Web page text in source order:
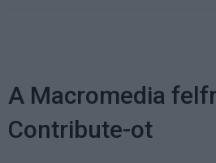
A Macromedia
Contribute-ot